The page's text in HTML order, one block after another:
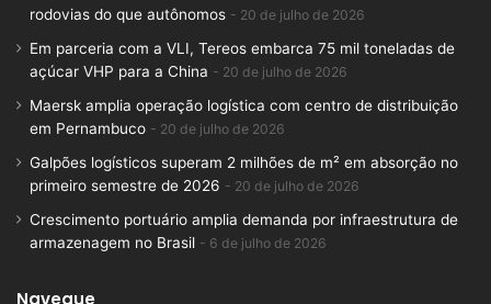
rodovias do que autônomos
20 de julho de 2026
Em parceria com a VLI, Tereos embarca 75 mil toneladas de
açúcar VHP para a China
20 de julho de 2026
Maersk amplia operação logística com centro de distribuição
em Pernambuco
20 de julho de 2026
Galpões logísticos superam 2 milhões de m² em absorção no
primeiro semestre de 2026
20 de julho de 2026
Crescimento portuário amplia demanda por infraestrutura de
armazenagem no Brasil
6 de julho de 2026
Navegue